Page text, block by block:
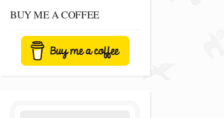
BUY ME A COFFEE